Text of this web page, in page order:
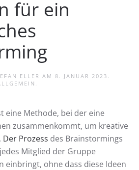
für ein
ELLER AM 8. JANUAR 2023
eine Methode, bei der eine
zusammenkommt, um kreative
Der Prozess des Brainstormings
Mitglied der Gruppe
einbringt, ohne dass diese Ideen